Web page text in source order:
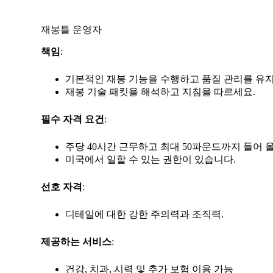
재봉틀 운영자
책임:
기본적인 재봉 기능을 수행하고 품질 관리를 유
재봉 기술 패킷을 해석하고 지침을 따르세요.
필수 자격 요건 :
주당 40시간 근무하고 최대 50파운드까지 들어
미국에서 일할 수 있는 권한이 있습니다.
선호 자격:
디테일에 대한 강한 주의력과 조직력.
제공하는 서비스:
건강, 치과, 시력 및 추가 보험 이용 가능